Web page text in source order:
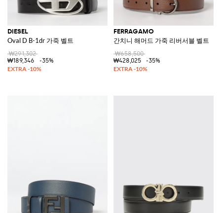
DIESEL
Oval D B-1dr 가죽 벨트
₩291,302
₩189,346
-35%
FERRAGAMO
간치니 해머드 가죽 리버서블 벨트
₩658,500
₩428,025
-35%